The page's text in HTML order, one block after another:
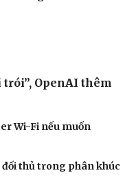
trói”, OpenAI thêm
Wi-Fi nếu muốn
thủ trong phân khúc